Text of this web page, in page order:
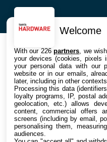
Welcome
With our 226partners , we
your devices (cookies, pixels
your personal data with our
website or in our emails,
later, including in other contexts.
Processing this data
loyalty programs, IP, postal
geolocation, etc.) allows
content, commercial offers
screens (including by email,
personalising them,
audiences.